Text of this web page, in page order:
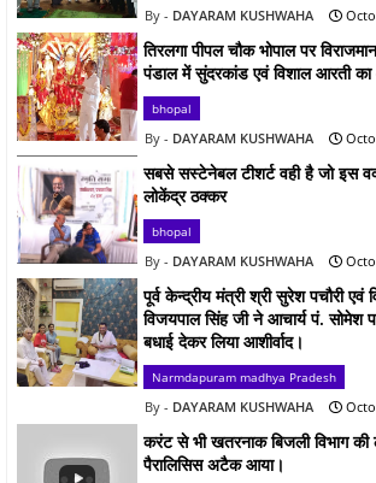
DAYARAM KUSHWAHA
तिरलगा पीपल चौक भोपाल पर
पंडाल में सुंदरकांड एवं विशाल आरती
bhopal
DAYARAM KUSHWAHA
सबसे सस्टेनेबल टीशर्ट वही है जो इस
लोकेंद्र ठक्कर
bhopal
DAYARAM KUSHWAHA
पूर्व केन्द्रीय मंत्री श्री सुरेश पचौरी एवं
विजयपाल सिंह जी ने आचार्य पं. सोमेश
बधाई देकर लिया आशीर्वाद।
Narmdapuram madhya Pradesh
DAYARAM KUSHWAHA
करंट से भी खतरनाक बिजली विभाग की
पैरालिसिस अटैक आया।